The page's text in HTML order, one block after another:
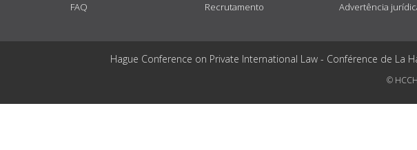
FAQ
Recrutamento
Advertência
Hague Conference on Private International Law - Conférence de La
©